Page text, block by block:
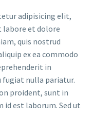
adipisicing elit,
labore et dolore
quis nostrud
ex ea commodo
in
fugiat nulla pariatur.
proident, sunt in
est laborum. Sed ut